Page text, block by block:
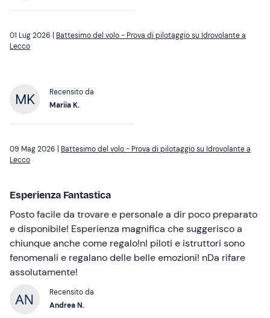
01 Lug 2026 | Battesimo del volo - Prova di pilotaggio su Idrovolante a
Lecco
Recensito da
Mariia K.
09 Mag 2026 | Battesimo del volo - Prova di pilotaggio su Idrovolante a
Lecco
Esperienza Fantastica
Posto facile da trovare e personale a dir poco preparato
e disponibile! Esperienza magnifica che suggerisco a
chiunque anche come regalo!nI piloti e istruttori sono
fenomenali e regalano delle belle emozioni! nDa rifare
assolutamente!
Recensito da
Andrea N.